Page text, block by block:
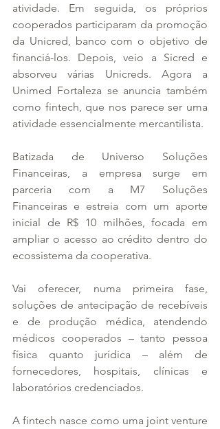
atividade. Em seguida, os próprios
cooperados participaram da promoção
da Unicred, banco com o objetivo de
financiá-los. Depois, veio a Sicred e
absorveu várias Unicreds. Agora a
Unimed Fortaleza se anuncia também
como fintech, que nos parece ser uma
atividade essencialmente mercantilista.
Batizada de Universo Soluções
Financeiras, a empresa surge em
parceria com a M7 Soluções
Financeiras e estreia com um aporte
inicial de R$ 10 milhões, focada em
ampliar o acesso ao crédito dentro do
ecossistema da cooperativa.
Vai oferecer, numa primeira fase,
soluções de antecipação de recebíveis
e de produção médica, atendendo
médicos cooperados – tanto pessoa
física quanto jurídica – além de
fornecedores, hospitais, clínicas e
laboratórios credenciados.
A fintech nasce como uma joint venture